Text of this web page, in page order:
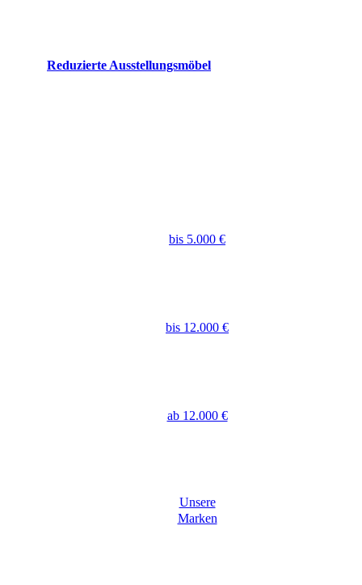
Reduzierte Ausstellungsmöbel
bis 5.000 €
bis 12.000 €
ab 12.000 €
Unsere
Marken